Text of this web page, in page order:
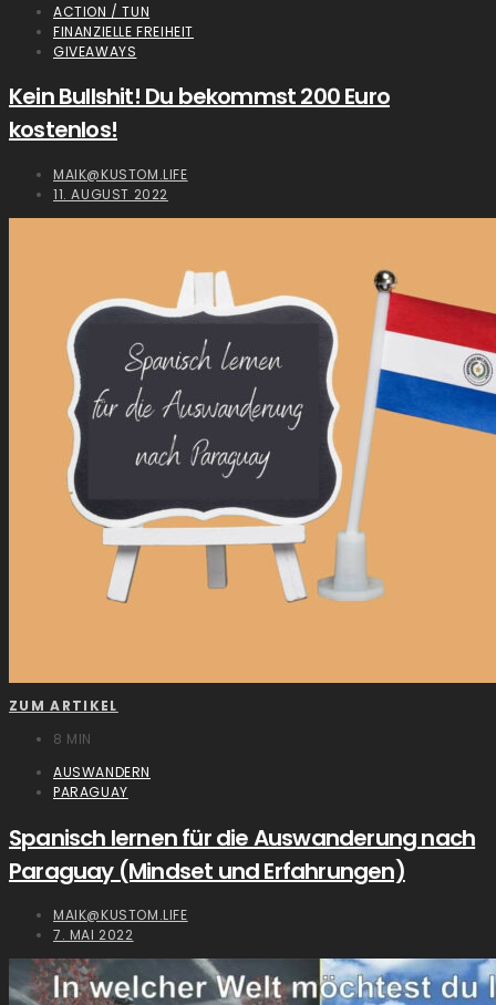
ACTION / TUN
FINANZIELLE FREIHEIT
GIVEAWAYS
Kein Bullshit! Du bekommst 200 Euro
kostenlos!
MAIK@KUSTOM.LIFE
11. AUGUST 2022
ZUM ARTIKEL
8 MIN
AUSWANDERN
PARAGUAY
Spanisch lernen für die Auswanderung nach
Paraguay (Mindset und Erfahrungen)
MAIK@KUSTOM.LIFE
7. MAI 2022